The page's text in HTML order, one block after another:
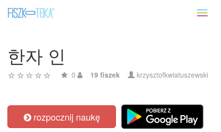
한자 인
0 19 fiszek krzysztofkwiatuszewski
rozpocznij naukę